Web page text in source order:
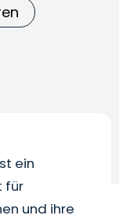
ein
für
und ihre